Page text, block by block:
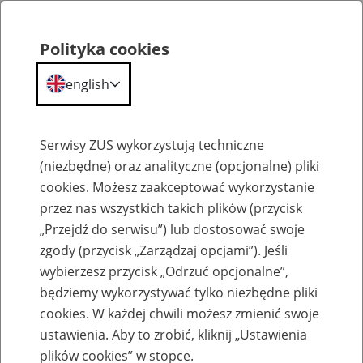
Komunikaty
Certyfikaty kwalifikowane wystawiane
przez firmę Asseco Data Systems S.A.
Polityka cookies
english
Serwisy ZUS wykorzystują techniczne
(niezbędne) oraz analityczne (opcjonalne) pliki
cookies. Możesz zaakceptować wykorzystanie
przez nas wszystkich takich plików (przycisk
„Przejdź do serwisu”) lub dostosować swoje
zgody (przycisk „Zarządzaj opcjami”). Jeśli
wybierzesz przycisk „Odrzuć opcjonalne”,
będziemy wykorzystywać tylko niezbędne pliki
cookies. W każdej chwili możesz zmienić swoje
ustawienia. Aby to zrobić, kliknij „Ustawienia
plików cookies” w stopce.